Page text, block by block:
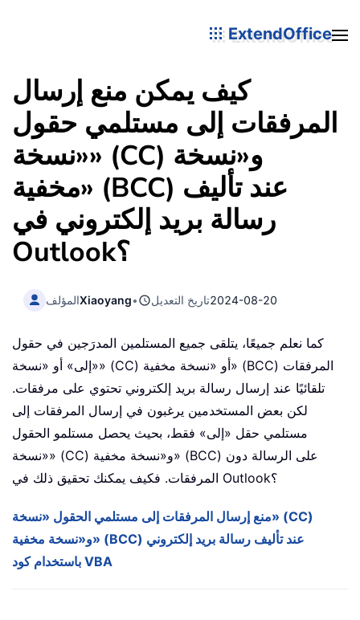
ExtendOffice
كيف يمكن منع إرسال
المرفقات إلى مستلمي حقول
«نسخة» (CC) و«نسخة
مخفية» (BCC) عند تأليف
رسالة بريد إلكتروني في
Outlook؟
المؤلفXiaoyang• تاريخ التعديل2024-08-20
كما نعلم جميعًا، يتلقى جميع المستلمين المدرَجين في حقول
«إلى» أو «نسخة» (CC) أو «نسخة مخفية» (BCC) المرفقات
تلقائيًا عند إرسال رسالة بريد إلكتروني تحتوي على مرفقات.
لكن بعض المستخدمين يرغبون في إرسال المرفقات إلى
مستلمي حقل «إلى» فقط، بحيث يحصل مستلمو الحقول
«نسخة» (CC) و«نسخة مخفية» (BCC) على الرسالة دون
المرفقات. فكيف يمكنك تحقيق ذلك في Outlook؟
منع إرسال المرفقات إلى مستلمي الحقول «نسخة» (CC)
و«نسخة مخفية» (BCC) عند تأليف رسالة بريد إلكتروني
باستخدام كود VBA